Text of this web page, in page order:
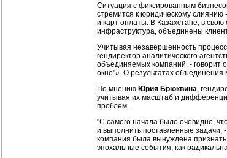
Ситуация с фиксированным
стремится к юридическому
и карт оплаты. В Казахстане, в
инфраструктура, объединены
Учитывая незавершенность
гендиректор аналитического
объединяемых компаний, - говорит
окно"». О результатах объединения
По мнению Юрия Брюквина ,
учитывая их масштаб и
проблем.
"С самого начала было очевидно,
и выполнить поставленные задачи,
компания была вынуждена
эпохальные события, как